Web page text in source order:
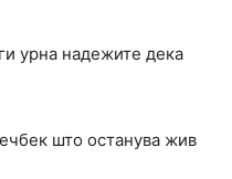
урна надежите дека
што останува жив